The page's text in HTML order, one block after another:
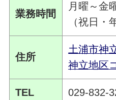
業務時間
月曜～
（祝日
住所
土浦市神
神立地区
TEL 029-832-